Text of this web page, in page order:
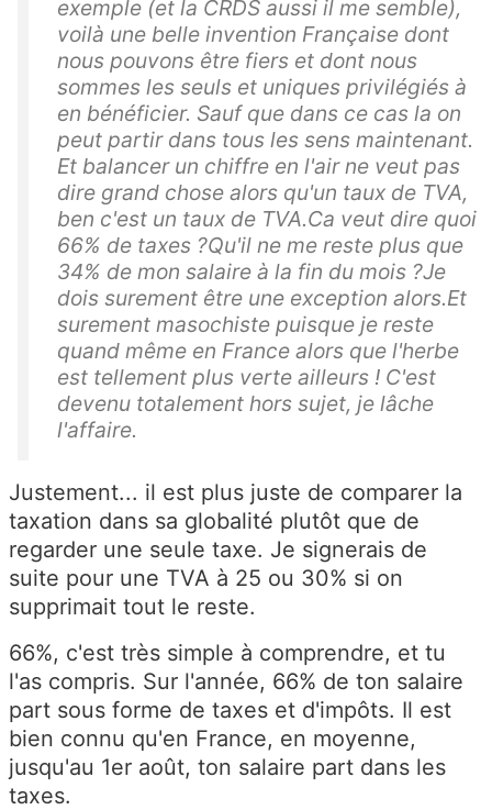
exemple (et la CRDS aussi il me semble),
voilà une belle invention Française dont
nous pouvons être fiers et dont nous
sommes les seuls et uniques privilégiés à
en bénéficier. Sauf que dans ce cas la on
peut partir dans tous les sens maintenant.
Et balancer un chiffre en l'air ne veut pas
dire grand chose alors qu'un taux de TVA,
ben c'est un taux de TVA.Ca veut dire quoi
66% de taxes ?Qu'il ne me reste plus que
34% de mon salaire à la fin du mois ?Je
dois surement être une exception alors.Et
surement masochiste puisque je reste
quand même en France alors que l'herbe
est tellement plus verte ailleurs ! C'est
devenu totalement hors sujet, je lâche
l'affaire.
Justement... il est plus juste de comparer la
taxation dans sa globalité plutôt que de
regarder une seule taxe. Je signerais de
suite pour une TVA à 25 ou 30% si on
supprimait tout le reste.
66%, c'est très simple à comprendre, et tu
l'as compris. Sur l'année, 66% de ton salaire
part sous forme de taxes et d'impôts. Il est
bien connu qu'en France, en moyenne,
jusqu'au 1er août, ton salaire part dans les
taxes.